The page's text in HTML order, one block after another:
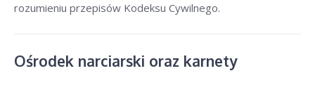
rozumieniu przepisów Kodeksu Cywilnego.
Ośrodek narciarski oraz karnety